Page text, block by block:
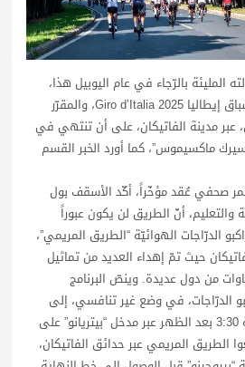
المليئة بالرّجاء في عام اليوبيل هذا،
ستمرّ المرحلة الأخيرة من سباق إيطاليا Giro d’Italia 2025، والمقرّر
الأحد 1 حزيران، عبر مدينة الفاتيكان، على أن تنتهي في
ماكسيموس”، كما أورد الخبر القسم
صحفي عُقد مؤخّراً، أكّد الأسقف بول
والتعليم، أنّ الطريق لن يكون عبوراً
الدرّاجات الهوائيّة “الطريق المريمي”،
حيث تمّ إهداء العديد من تماثيل
من دول عديدة. وينصّ البرنامج
الدرّاجات، في وضع غير تنافسي، إلى
مدينة الفاتيكان عند الساعة 3:30 بعد الظهر عبر مدخل “بيتريانو” على
الطريق المريمي عبر حدائق الفاتيكان،